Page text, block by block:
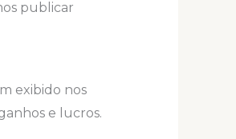
publicar
exibido nos
e lucros.